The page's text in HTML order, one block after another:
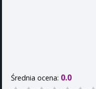
Średnia ocena: 0.0